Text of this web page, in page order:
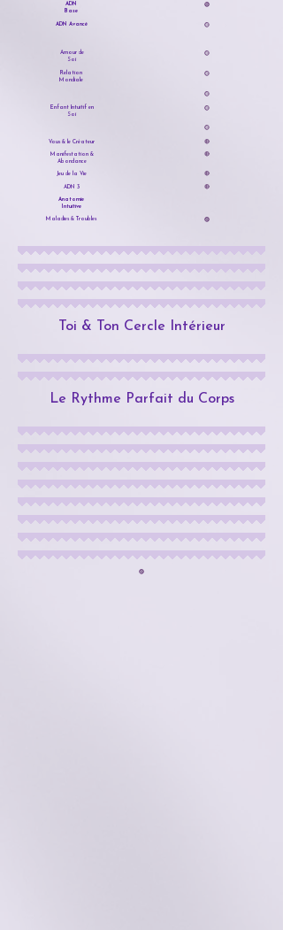
ADN
Base
ADN Avancé
Amour de
Soi
Relation
Mondiale
Enfant Intuitif en
Soi
Vous & le Créateur
Manifestation &
Abondance
Jeu de la Vie
ADN 3
Anatomie
Intuitive
Maladies & Troubles
🟢
🟡
🟡
🟡
🟡
🟡
🟡
🔴
🔴
🔴
🔴
🟣
Toi & Ton Cercle Intérieur
Le Rythme Parfait du Corps
🟣